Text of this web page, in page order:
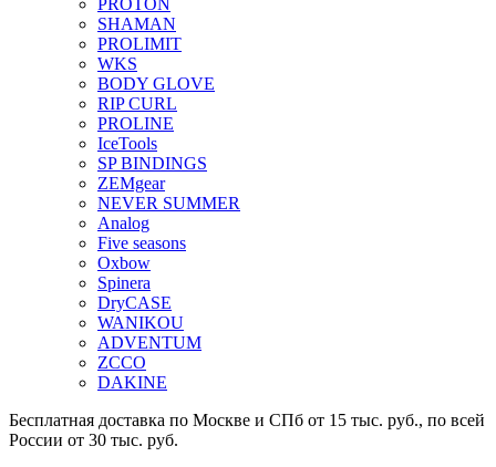
PROTON
SHAMAN
PROLIMIT
WKS
BODY GLOVE
RIP CURL
PROLINE
IceTools
SP BINDINGS
ZEMgear
NEVER SUMMER
Analog
Five seasons
Oxbow
Spinera
DryCASE
WANIKOU
ADVENTUM
ZCCO
DAKINE
Бесплатная доставка по Москве и СПб от 15 тыс. руб., по всей
России от 30 тыс. руб.